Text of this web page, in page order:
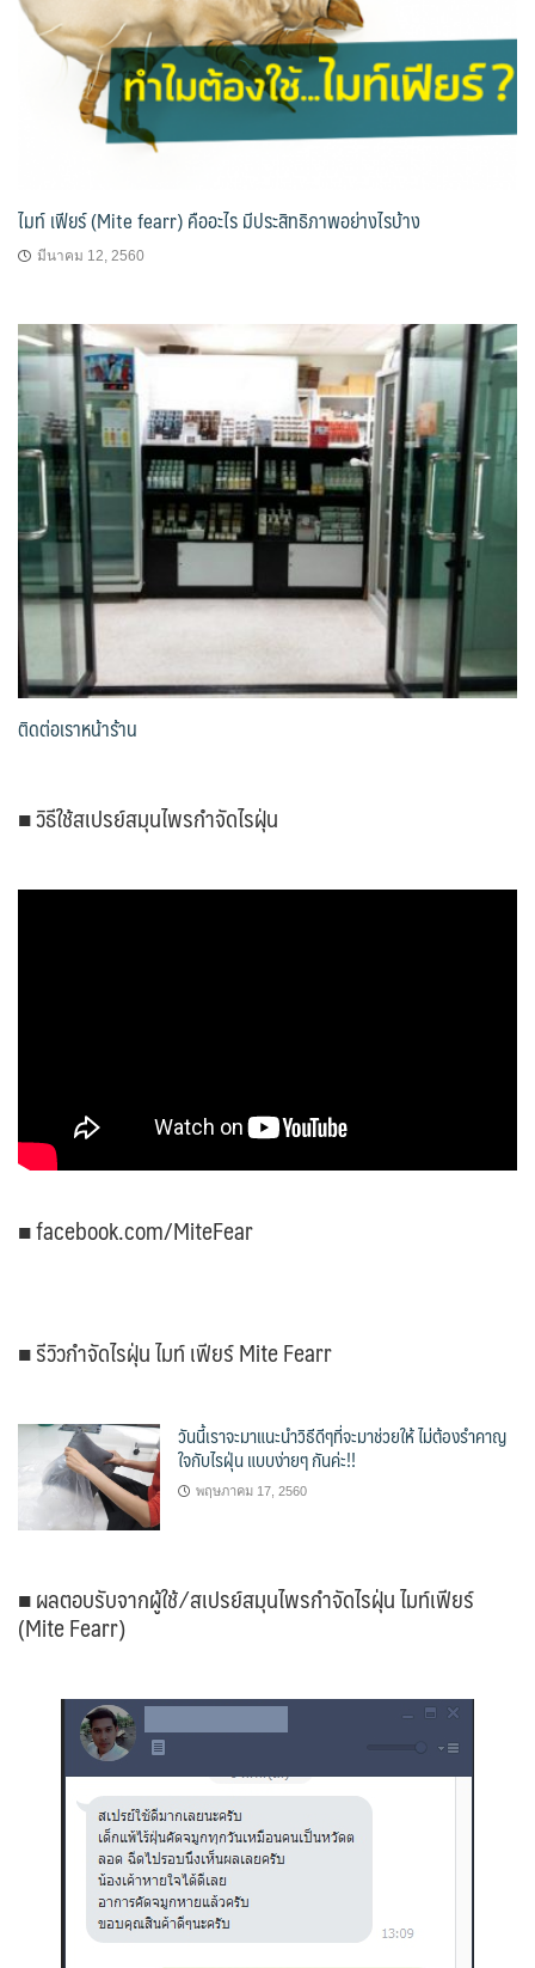
ไมท์ เฟียร์ (Mite fearr) คืออะไร มีประสิทธิภาพอย่างไรบ้าง
มีนาคม 12, 2560
ติดต่อเราหน้าร้าน
■ วิธีใช้สเปรย์สมุนไพรกำจัดไรฝุ่น
■ facebook.com/MiteFear
■ รีวิวกำจัดไรฝุ่น ไมท์ เฟียร์ Mite Fearr
วันนี้เราจะมาแนะนำวิธีดีๆที่จะมาช่วยให้ ไม่ต้องรำคาญ
ใจกับไรฝุ่น แบบง่ายๆ กันค่ะ!!
พฤษภาคม 17, 2560
■ ผลตอบรับจากผู้ใช้ ⁄ สเปรย์สมุนไพรกำจัดไรฝุ่น ไมท์เฟียร์
(Mite Fearr)